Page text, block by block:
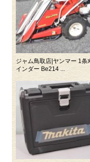
ジャム鳥取店|ヤンマー 1条
インダー Be214 ...